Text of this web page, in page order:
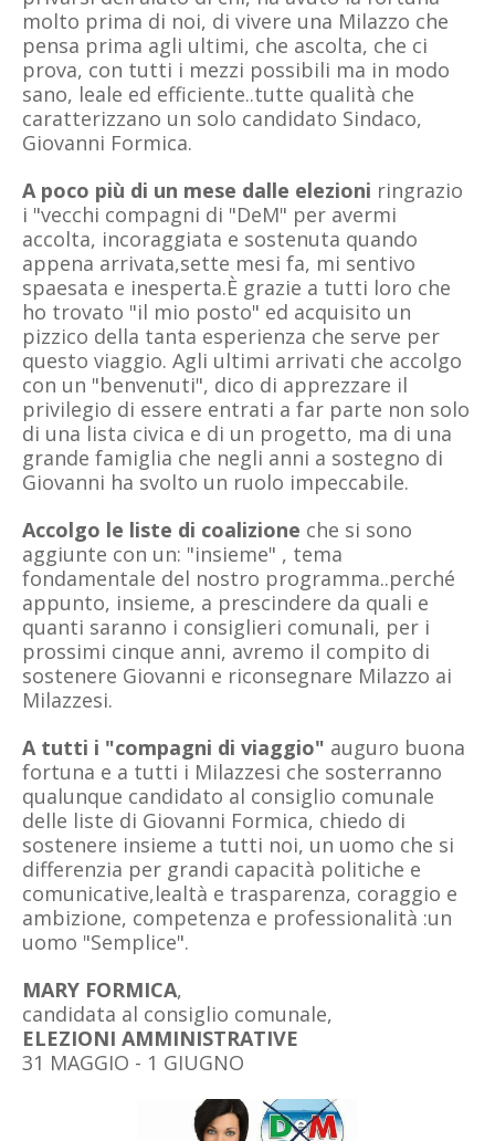
molto prima di noi, di vivere una Milazzo che
pensa prima agli ultimi, che ascolta, che ci
prova, con tutti i mezzi possibili ma in modo
sano, leale ed efficiente..tutte qualità che
caratterizzano un solo candidato Sindaco,
Giovanni Formica.
A poco più di un mese dalle elezioni ringrazio
i "vecchi compagni di "DeM" per avermi
accolta, incoraggiata e sostenuta quando
appena arrivata,sette mesi fa, mi sentivo
spaesata e inesperta.È grazie a tutti loro che
ho trovato "il mio posto" ed acquisito un
pizzico della tanta esperienza che serve per
questo viaggio. Agli ultimi arrivati che accolgo
con un "benvenuti", dico di apprezzare il
privilegio di essere entrati a far parte non solo
di una lista civica e di un progetto, ma di una
grande famiglia che negli anni a sostegno di
Giovanni ha svolto un ruolo impeccabile.
Accolgo le liste di coalizione che si sono
aggiunte con un: "insieme" , tema
fondamentale del nostro programma..perché
appunto, insieme, a prescindere da quali e
quanti saranno i consiglieri comunali, per i
prossimi cinque anni, avremo il compito di
sostenere Giovanni e riconsegnare Milazzo ai
Milazzesi.
A tutti i "compagni di viaggio" auguro buona
fortuna e a tutti i Milazzesi che sosterranno
qualunque candidato al consiglio comunale
delle liste di Giovanni Formica, chiedo di
sostenere insieme a tutti noi, un uomo che si
differenzia per grandi capacità politiche e
comunicative,lealtà e trasparenza, coraggio e
ambizione, competenza e professionalità :un
uomo "Semplice".
MARY FORMICA,
candidata al consiglio comunale,
ELEZIONI AMMINISTRATIVE
31 MAGGIO - 1 GIUGNO